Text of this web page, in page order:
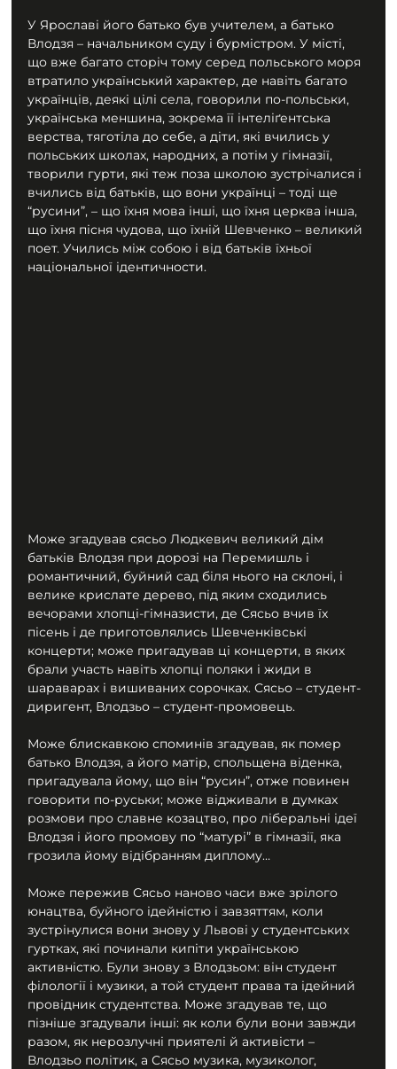
У Ярославі його батько був учителем, а батько
Влодзя – начальником суду і бурмістром. У місті,
що вже багато сторіч тому серед польського моря
втратило український характер, де навіть багато
українців, деякі цілі села, говорили по-польськи,
українська меншина, зокрема її інтеліґентська
верства, тяготіла до себе, а діти, які вчились у
польських школах, народних, а потім у гімназії,
творили гурти, які теж поза школою зустрічалися і
вчились від батьків, що вони українці – тоді ще
“русини”, – що їхня мова інші, що їхня церква інша,
що їхня пісня чудова, що їхній Шевченко – великий
поет. Учились між собою і від батьків їхньої
національної ідентичности.
Може згадував сясьо Людкевич великий дім
батьків Влодзя при дорозі на Перемишль і
романтичний, буйний сад біля нього на склоні, і
велике крислате дерево, під яким сходились
вечорами хлопці-гімназисти, де Сясьо вчив їх
пісень і де приготовлялись Шевченківські
концерти; може пригадував ці концерти, в яких
брали участь навіть хлопці поляки і жиди в
шараварах і вишиваних сорочках. Сясьо – студент-
диригент, Влодзьо – студент-промовець.
Може блискавкою споминів згадував, як помер
батько Влодзя, а його матір, спольщена віденка,
пригадувала йому, що він “русин”, отже повинен
говорити по-руськи; може відживали в думках
розмови про славне козацтво, про ліберальні ідеї
Влодзя і його промову по “матурі” в гімназії, яка
грозила йому відібранням диплому…
Може пережив Сясьо наново часи вже зрілого
юнацтва, буйного ідейністю і завзяттям, коли
зустрінулися вони знову у Львові у студентських
гуртках, які починали кипіти українською
активністю. Були знову з Влодзьом: він студент
філології і музики, а той студент права та ідейний
провідник студентства. Може згадував те, що
пізніше згадували інші: як коли були вони завжди
разом, як нерозлучні приятелі й активісти –
Влодзьо політик, а Сясьо музика, музиколог,